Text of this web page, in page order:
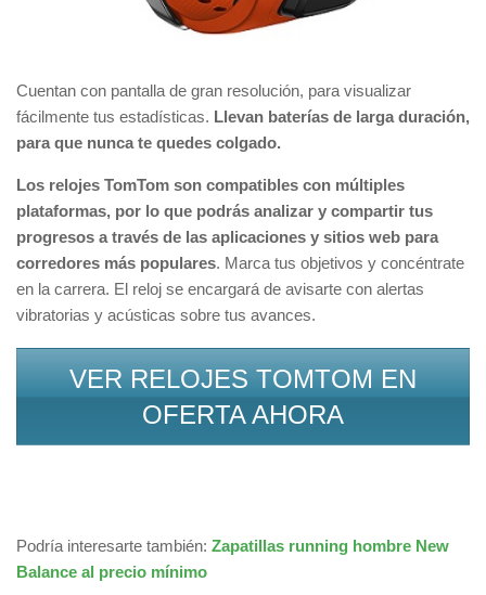
Cuentan con pantalla de gran resolución, para visualizar
fácilmente tus estadísticas. Llevan baterías de larga duración,
para que nunca te quedes colgado.
Los relojes TomTom son compatibles con múltiples
plataformas, por lo que podrás analizar y compartir tus
progresos a través de las aplicaciones y sitios web para
corredores más populares. Marca tus objetivos y concéntrate
en la carrera. El reloj se encargará de avisarte con alertas
vibratorias y acústicas sobre tus avances.
VER RELOJES TOMTOM EN
OFERTA AHORA
Podría interesarte también: Zapatillas running hombre New
Balance al precio mínimo